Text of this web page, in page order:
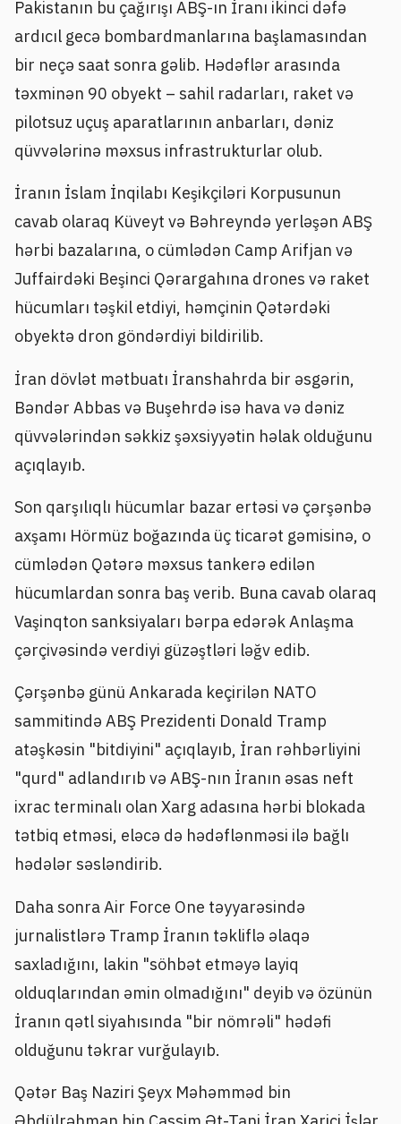
Pakistanın bu çağırışı ABŞ-ın İranı ikinci dəfə
ardıcıl gecə bombardmanlarına başlamasından
bir neçə saat sonra gəlib. Hədəflər arasında
təxminən 90 obyekt – sahil radarları, raket və
pilotsuz uçuş aparatlarının anbarları, dəniz
qüvvələrinə məxsus infrastrukturlar olub.
İranın İslam İnqilabı Keşikçiləri Korpusunun
cavab olaraq Küveyt və Bəhreyndə yerləşən ABŞ
hərbi bazalarına, o cümlədən Camp Arifjan və
Juffairdəki Beşinci Qərargahına drones və raket
hücumları təşkil etdiyi, həmçinin Qətərdəki
obyektə dron göndərdiyi bildirilib.
İran dövlət mətbuatı İranshahrda bir əsgərin,
Bəndər Abbas və Buşehrdə isə hava və dəniz
qüvvələrindən səkkiz şəxsiyyətin həlak olduğunu
açıqlayıb.
Son qarşılıqlı hücumlar bazar ertəsi və çərşənbə
axşamı Hörmüz boğazında üç ticarət gəmisinə, o
cümlədən Qətərə məxsus tankerə edilən
hücumlardan sonra baş verib. Buna cavab olaraq
Vaşinqton sanksiyaları bərpa edərək Anlaşma
çərçivəsində verdiyi güzəştləri ləğv edib.
Çərşənbə günü Ankarada keçirilən NATO
sammitində ABŞ Prezidenti Donald Tramp
atəşkəsin "bitdiyini" açıqlayıb, İran rəhbərliyini
"qurd" adlandırıb və ABŞ-nın İranın əsas neft
ixrac terminalı olan Xarg adasına hərbi blokada
tətbiq etməsi, eləcə də hədəflənməsi ilə bağlı
hədələr səsləndirib.
Daha sonra Air Force One təyyarəsində
jurnalistlərə Tramp İranın təkliflə əlaqə
saxladığını, lakin "söhbət etməyə layiq
olduqlarından əmin olmadığını" deyib və özünün
İranın qətl siyahısında "bir nömrəli" hədəfi
olduğunu təkrar vurğulayıb.
Qətər Baş Naziri Şeyx Məhəmməd bin